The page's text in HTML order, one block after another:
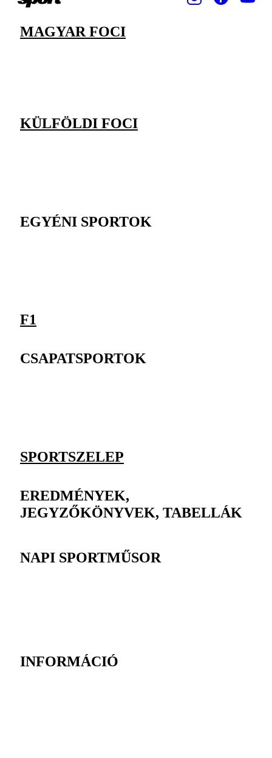
MAGYAR FOCI
KÜLFÖLDI FOCI
EGYÉNI SPORTOK
F1
CSAPATSPORTOK
SPORTSZELEP
EREDMÉNYEK,
JEGYZŐKÖNYVEK, TABELLÁK
NAPI SPORTMŰSOR
INFORMÁCIÓ